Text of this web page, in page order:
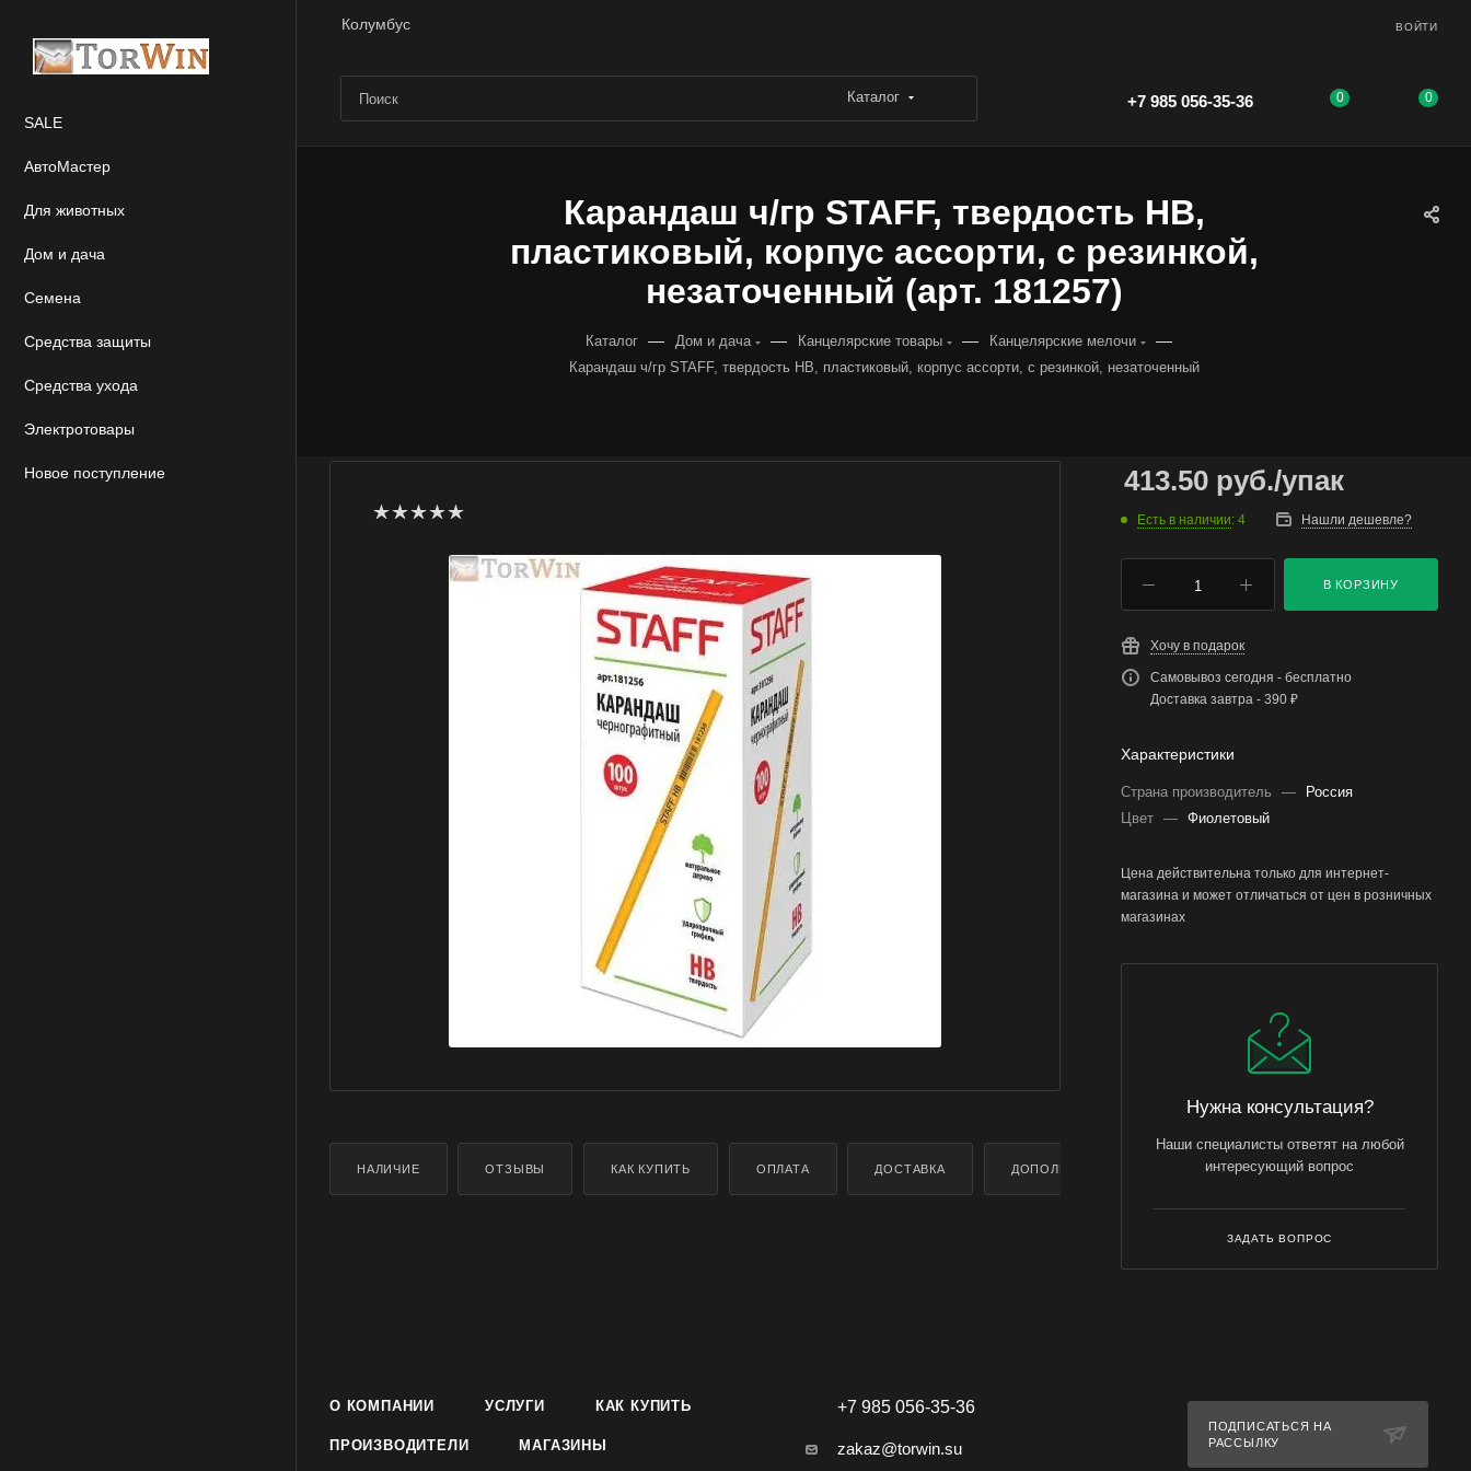
Колумбус ВОЙТИ
Каталог +7 985 056-35-36 0 0
SALE
АвтоМастер
Для животных
Дом и дача
Семена
Средства защиты
Средства ухода
Электротовары
Новое поступление
Карандаш ч/гр STAFF, твердость НВ,
пластиковый, корпус ассорти, с резинкой,
незаточенный (арт. 181257)
Каталог — Дом и дача — Канцелярские товары — Канцелярские мелочи —
Карандаш ч/гр STAFF, твердость НВ, пластиковый, корпус ассорти, с резинкой, незаточенный
НАЛИЧИЕ ОТЗЫВЫ КАК КУПИТЬ ОПЛАТА ДОСТАВКА ДОПОЛНИТЕЛЬНО
413.50 руб./упак
Есть в наличии: 4 Нашли дешевле?
В КОРЗИНУ
Хочу в подарок
Самовывоз сегодня - бесплатно
Доставка завтра - 390 ₽
Характеристики
Страна производитель —
Россия
Цвет — Фиолетовый
Цена действительна только для интернет-
магазина и может отличаться от цен в розничных
магазинах
Нужна консультация?
Наши специалисты ответят на любой
интересующий вопрос
ЗАДАТЬ ВОПРОС
О КОМПАНИИ УСЛУГИ КАК КУПИТЬ
ПРОИЗВОДИТЕЛИ МАГАЗИНЫ
+7 985 056-35-36
zakaz@torwin.su
ПОДПИСАТЬСЯ НА
РАССЫЛКУ